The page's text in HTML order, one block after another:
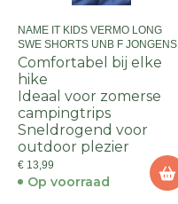
NAME IT KIDS VERMO LONG
SWE SHORTS UNB F JONGENS
Comfortabel bij elke
hike
Ideaal voor zomerse
campingtrips
Sneldrogend voor
outdoor plezier
€ 13,99
Op voorraad